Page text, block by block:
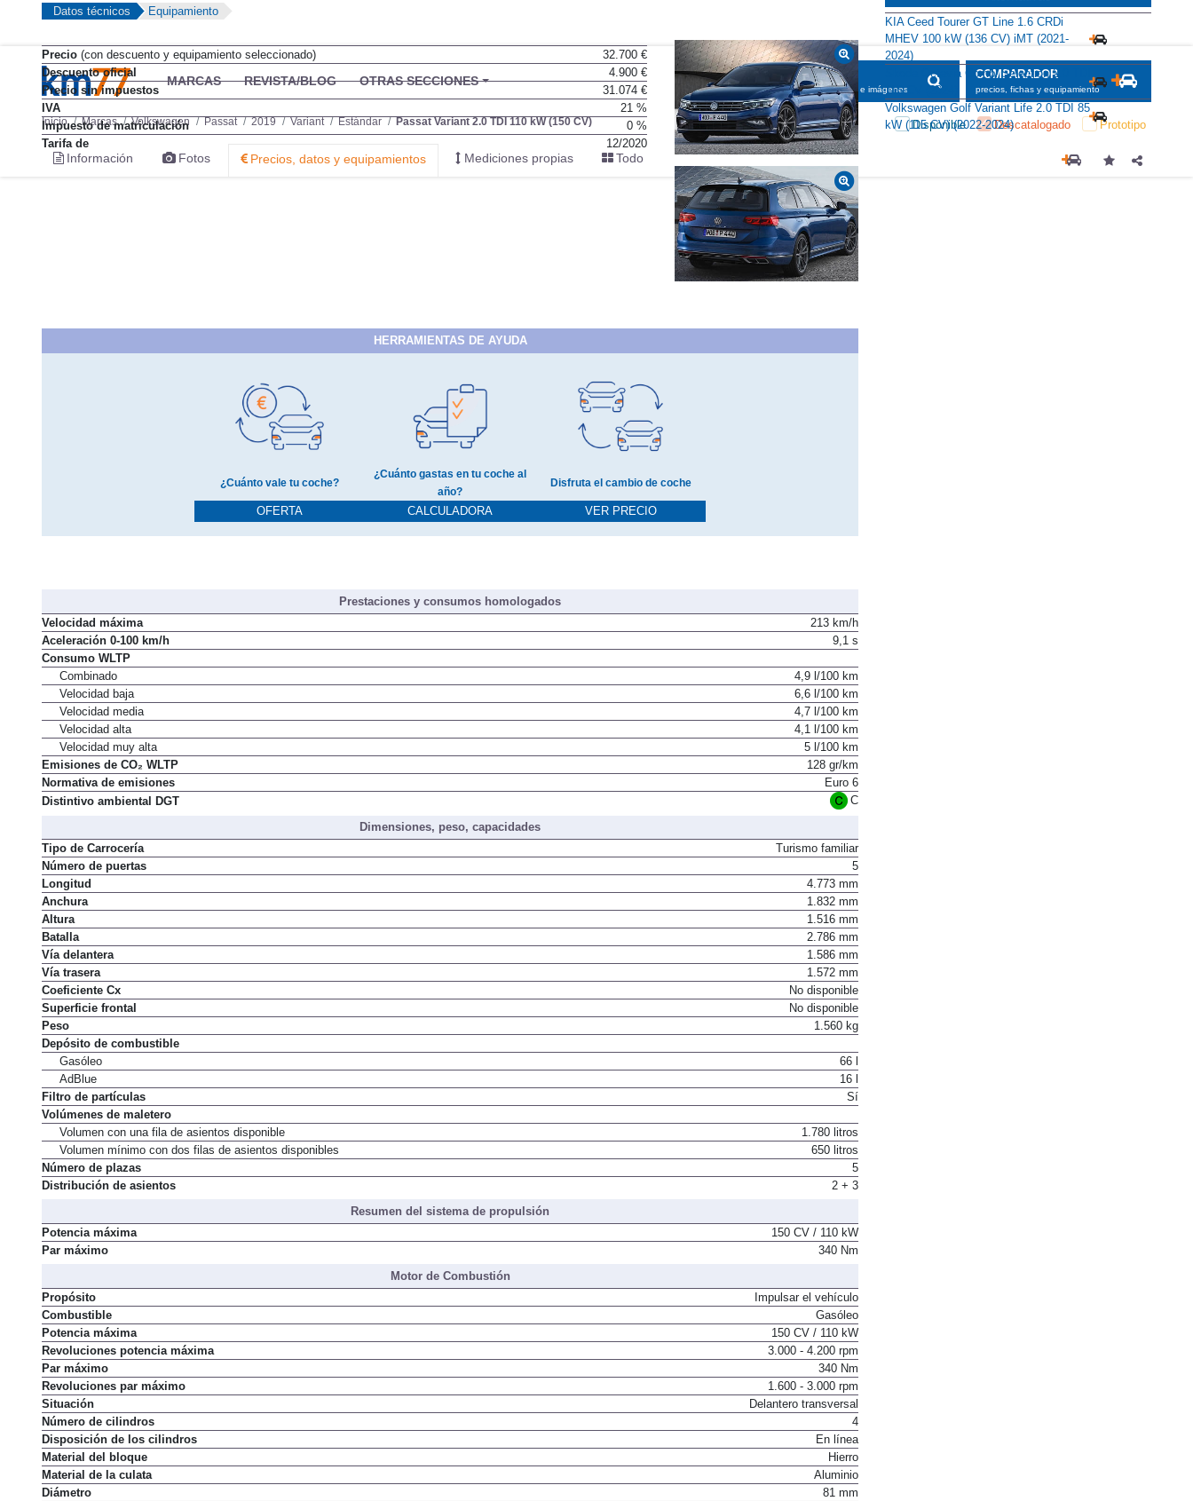
MARCAS REVISTA/BLOG OTRAS SECCIONES BUSCADOR
informaciones, fichas e imágenes
COMPARADOR
precios, fichas y equipamiento
Inicio Marcas Volkswagen Passat 2019 Variant Estándar Passat Variant 2.0 TDI 110 kW (150 CV) Disponible Descatalogado Prototipo
Información Fotos Precios, datos y equipamientos Mediciones propias Todo
Datos técnicos Equipamiento
Precio (con descuento y equipamiento seleccionado)
32.700 €
Descuento oficial
4.900 €
Precio sin impuestos
31.074 €
IVA
21 %
Impuesto de matriculación
0 %
Tarifa de
12/2020
HERRAMIENTAS DE AYUDA
¿Cuánto vale tu coche?
OFERTA
¿Cuánto gastas en tu coche al
año?
CALCULADORA
Disfruta el cambio de coche
VER PRECIO
Prestaciones y consumos homologados
Velocidad máxima
213 km/h
Aceleración 0-100 km/h
9,1 s
Consumo WLTP
Combinado
4,9 l/100 km
Velocidad baja
6,6 l/100 km
Velocidad media
4,7 l/100 km
Velocidad alta
4,1 l/100 km
Velocidad muy alta
5 l/100 km
Emisiones de CO₂ WLTP
128 gr/km
Normativa de emisiones
Euro 6
Distintivo ambiental DGT
C
Dimensiones, peso, capacidades
Tipo de Carrocería
Turismo familiar
Número de puertas
5
Longitud
4.773 mm
Anchura
1.832 mm
Altura
1.516 mm
Batalla
2.786 mm
Vía delantera
1.586 mm
Vía trasera
1.572 mm
Coeficiente Cx
No disponible
Superficie frontal
No disponible
Peso
1.560 kg
Depósito de combustible
Gasóleo
66 l
AdBlue
16 l
Filtro de partículas
Sí
Volúmenes de maletero
Volumen con una fila de asientos disponible
1.780 litros
Volumen mínimo con dos filas de asientos disponibles
650 litros
Número de plazas
5
Distribución de asientos
2 + 3
Resumen del sistema de propulsión
Potencia máxima
150 CV / 110 kW
Par máximo
340 Nm
Motor de Combustión
Propósito
Impulsar el vehículo
Combustible
Gasóleo
Potencia máxima
150 CV / 110 kW
Revoluciones potencia máxima
3.000 - 4.200 rpm
Par máximo
340 Nm
Revoluciones par máximo
1.600 - 3.000 rpm
Situación
Delantero transversal
Número de cilindros
4
Disposición de los cilindros
En línea
Material del bloque
Hierro
Material de la culata
Aluminio
Diámetro
81 mm
KIA Ceed Tourer GT Line 1.6 CRDi
MHEV 100 kW (136 CV) iMT (2021-
2024)
Skoda Octavia Combi Selection 2.0 TDI
116 CV (2024)
Volkswagen Golf Variant Life 2.0 TDI 85
kW (115 CV) (2022-2024)